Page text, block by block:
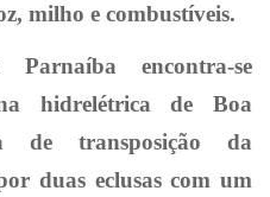
milho e combustíveis.
encontra-se
hidrelétrica de Boa
de transposição da
duas eclusas com um